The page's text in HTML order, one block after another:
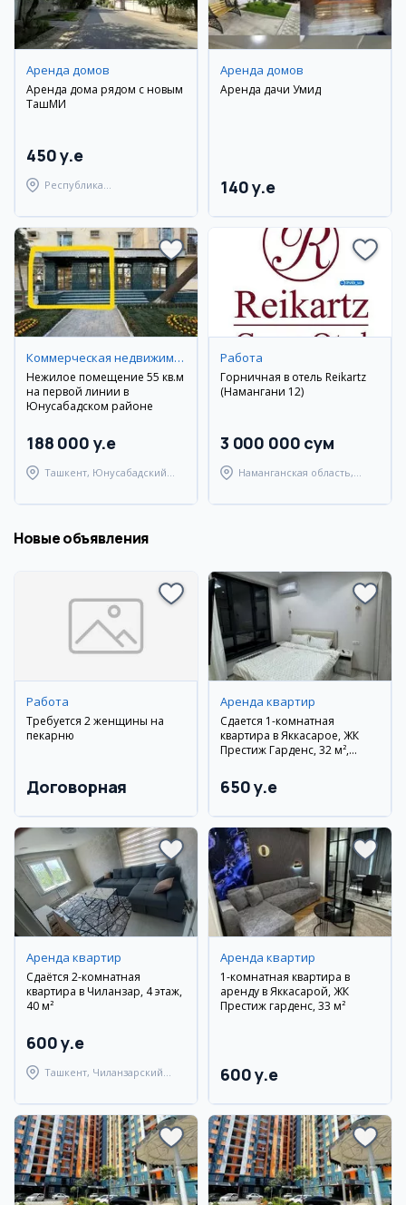
Аренда домов
Аренда дома рядом с новым
ТашМИ
450 y.e
Республика
Берунийский район
Аренда домов
Аренда дачи Умид
140 y.e
Коммерческая недвижимость
Нежилое помещение 55 кв.м
на первой линии в
Юнусабадском районе
188 000 y.e
Ташкент, Юнусабадский
Работа
Горничная в отель Reikartz
(Намангани 12)
3 000 000 сум
Наманганская область,
Новые объявления
Работа
Требуется 2 женщины на
пекарню
Договорная
Аренда квартир
Сдается 1-комнатная
квартира в Яккасарое, ЖК
Престиж Гарденс, 32 м²,
650 y.e
Аренда квартир
Сдаётся 2-комнатная
квартира в Чиланзар, 4 этаж,
40 м²
600 y.e
Ташкент, Чиланзарский
Аренда квартир
1-комнатная квартира в
аренду в Яккасарой, ЖК
Престиж гарденс, 33 м²
600 y.e